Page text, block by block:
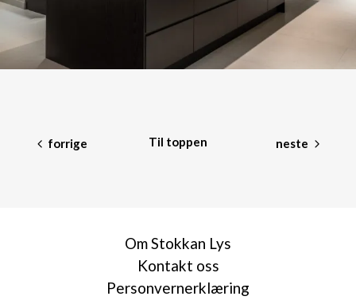
forrige Til toppen neste
Om Stokkan Lys
Kontakt oss
Personvernerklæring